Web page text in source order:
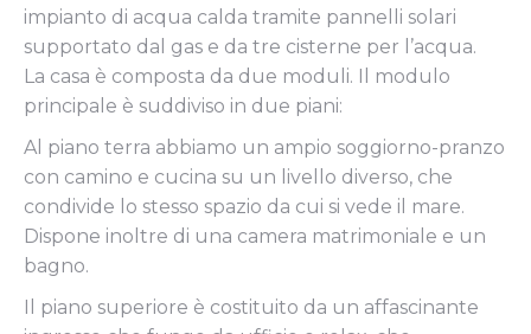
impianto di acqua calda tramite pannelli solari
supportato dal gas e da tre cisterne per l’acqua.
La casa è composta da due moduli. Il modulo
principale è suddiviso in due piani:
Al piano terra abbiamo un ampio soggiorno-pranzo
con camino e cucina su un livello diverso, che
condivide lo stesso spazio da cui si vede il mare.
Dispone inoltre di una camera matrimoniale e un
bagno.
Il piano superiore è costituito da un affascinante